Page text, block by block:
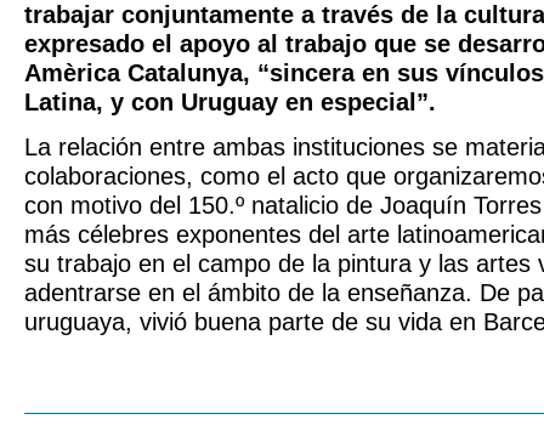
trabajar conjuntamente a través de la
expresado el apoyo al trabajo que se
Amèrica Catalunya, “sincera en sus
Latina, y con Uruguay en especial”.
La relación entre ambas instituciones se
colaboraciones, como el acto que
con motivo del 150.º natalicio de Joaquín
más célebres exponentes del arte
su trabajo en el campo de la pintura y las artes
adentrarse en el ámbito de la enseñanza. De
uruguaya, vivió buena parte de su vida en